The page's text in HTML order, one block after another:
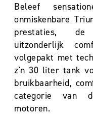
Beleef
onmiskenbare
prestaties, de
uitzonderlijk
volgepakt met
z'n 30 liter tank
bruikbaarheid,
categorie van
motoren.